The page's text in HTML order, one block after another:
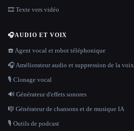
🎞️ Texte vers vidéo
🎧AUDIO ET VOIX
☎️ Agent vocal et robot téléphonique
🎧 Améliorateur audio et suppression de la voix
🎙️ Clonage vocal
🔊 Générateur d'effets sonores
🎼 Générateur de chansons et de musique IA
🎙️ Outils de podcast